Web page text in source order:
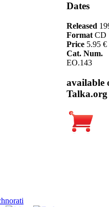
Dates
Released
Format CD
Price 5.95 €
Cat. Num.
EO.143
available
Talka.org